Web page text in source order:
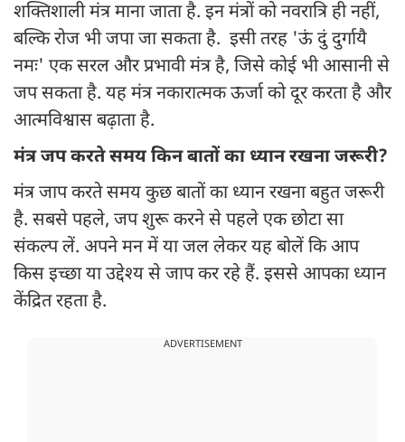
शक्तिशाली मंत्र माना जाता है. इन मंत्रों को नवरात्रि ही नहीं,
बल्कि रोज भी जपा जा सकता है. इसी तरह 'ऊं दुं दुर्गायै
नमः' एक सरल और प्रभावी मंत्र है, जिसे कोई भी आसानी से
जप सकता है. यह मंत्र नकारात्मक ऊर्जा को दूर करता है और
आत्मविश्वास बढ़ाता है.
मंत्र जप करते समय किन बातों का ध्यान रखना जरूरी?
मंत्र जाप करते समय कुछ बातों का ध्यान रखना बहुत जरूरी
है. सबसे पहले, जप शुरू करने से पहले एक छोटा सा
संकल्प लें. अपने मन में या जल लेकर यह बोलें कि आप
किस इच्छा या उद्देश्य से जाप कर रहे हैं. इससे आपका ध्यान
केंद्रित रहता है.
ADVERTISEMENT